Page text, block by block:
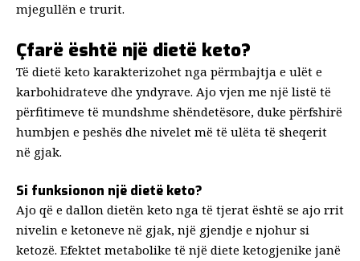
mjegullën e trurit.
Çfarë është një dietë keto?
Të dietë keto karakterizohet nga përmbajtja e ulët e
karbohidrateve dhe yndyrave. Ajo vjen me një listë të
përfitimeve të mundshme shëndetësore, duke përfshirë
humbjen e peshës dhe nivelet më të ulëta të sheqerit
në gjak.
Si funksionon një dietë keto?
Ajo që e dallon dietën keto nga të tjerat është se ajo rrit
nivelin e ketoneve në gjak, një gjendje e njohur si
ketozë. Efektet metabolike të një diete ketogjenike janë